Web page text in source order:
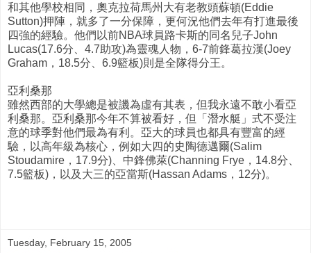
和其他學校相同，奧克拉荷馬州大有老教頭蘇頓(Eddie
Sutton)押陣，就多了一分保障，更何況他們去年有打進最後
四強的經驗。他們以前NBA球員路卡斯的同名兒子John
Lucas(17.6分、4.7助攻)為靈魂人物，6-7前鋒葛拉漢(Joey
Graham，18.5分、6.9籃板)則是全隊得分王。
亞利桑那
雖然西部的大學總是被譏為虛有其表，但我永遠不敢小看亞
利桑那。亞利桑那今年不算被看好，但「潛水艇」式不受注
意的球季對他們最為有利。亞大的球員也都具有豐富的經
驗，以高年級為核心，例如大四的史陶德邁爾(Salim
Stoudamire，17.9分)、中鋒佛萊(Channing Frye，14.8分、
7.5籃板)，以及大三的亞當斯(Hassan Adams，12分)。
Tuesday, February 15, 2005